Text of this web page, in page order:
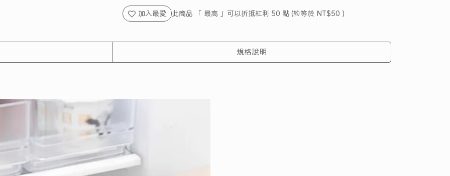
加入最愛 此商品 「 最高 」可以折抵紅利 50 點 (約等於 NT$50 )
規格說明